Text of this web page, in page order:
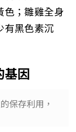
；雛雞全身
黑色素沉
因
保存利用，